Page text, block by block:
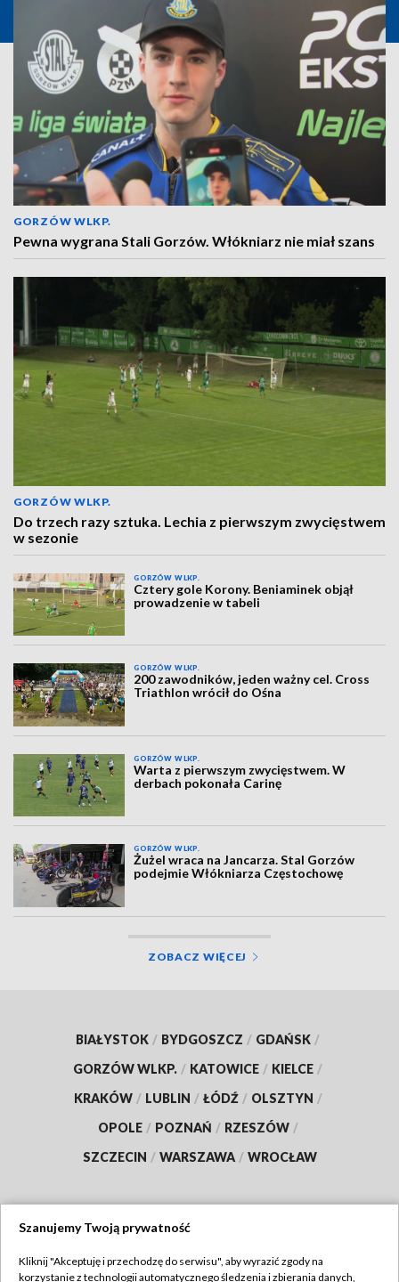
GORZÓW WLKP.
Pewna wygrana Stali Gorzów. Włókniarz nie miał szans
GORZÓW WLKP.
Do trzech razy sztuka. Lechia z pierwszym zwycięstwem
w sezonie
GORZÓW WLKP.
Cztery gole Korony. Beniaminek objął
prowadzenie w tabeli
GORZÓW WLKP.
200 zawodników, jeden ważny cel. Cross
Triathlon wrócił do Ośna
GORZÓW WLKP.
Warta z pierwszym zwycięstwem. W
derbach pokonała Carinę
GORZÓW WLKP.
Żużel wraca na Jancarza. Stal Gorzów
podejmie Włókniarza Częstochowę
ZOBACZ WIĘCEJ
BIAŁYSTOK / BYDGOSZCZ / GDAŃSK /
GORZÓW WLKP. / KATOWICE / KIELCE /
KRAKÓW / LUBLIN / ŁÓDŹ / OLSZTYN /
OPOLE / POZNAŃ / RZESZÓW /
SZCZECIN / WARSZAWA / WROCŁAW
Szanujemy Twoją prywatność
Kliknij "Akceptuję i przechodzę do serwisu", aby wyrazić zgody na
korzystanie z technologii automatycznego śledzenia i zbierania danych,